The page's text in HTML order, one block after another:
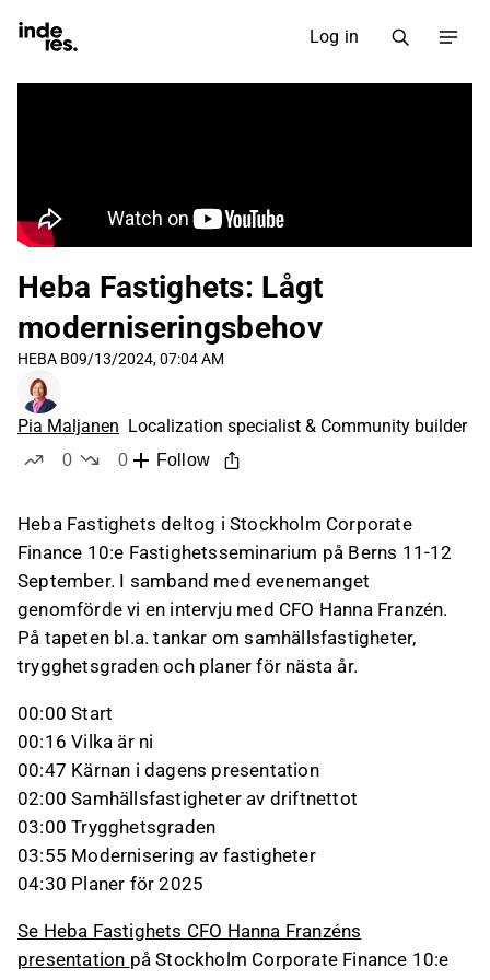
Log in
Heba Fastighets: Lågt
moderniseringsbehov
HEBA B09/13/2024, 07:04 AM
Pia Maljanen Localization specialist & Community builder
0
0
Follow
Heba Fastighets deltog i Stockholm Corporate
Finance 10:e Fastighetsseminarium på Berns 11-12
September. I samband med evenemanget
genomförde vi en intervju med CFO Hanna Franzén.
På tapeten bl.a. tankar om samhällsfastigheter,
trygghetsgraden och planer för nästa år.
00:00 Start
00:16 Vilka är ni
00:47 Kärnan i dagens presentation
02:00 Samhällsfastigheter av driftnettot
03:00 Trygghetsgraden
03:55 Modernisering av fastigheter
04:30 Planer för 2025
Se Heba Fastighets CFO Hanna Franzéns
presentation på Stockholm Corporate Finance 10:e